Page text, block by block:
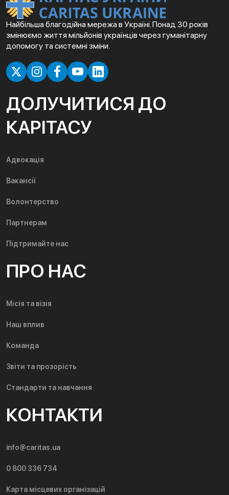
Найбільша благодійна мережа в Україні. Понад 30 років
змінюємо життя мільйонів українців через гуманітарну
допомогу та системні зміни.
ДОЛУЧИТИСЯ ДО
КАРІТАСУ
Адвокація
Вакансії
Волонтерство
Партнерам
Підтримайте нас
ПРО НАС
Місія та візія
Наш вплив
Команда
Звіти та прозорість
Стандарти та навчання
КОНТАКТИ
info@caritas.ua
0 800 336 734
Карта місцевих організацій